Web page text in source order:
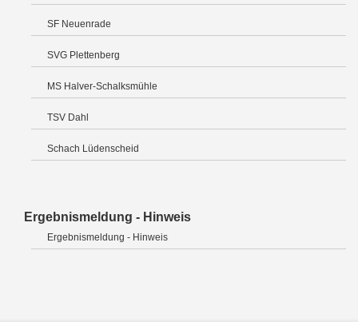
SF Neuenrade
SVG Plettenberg
MS Halver-Schalksmühle
TSV Dahl
Schach Lüdenscheid
Ergebnismeldung - Hinweis
Ergebnismeldung - Hinweis